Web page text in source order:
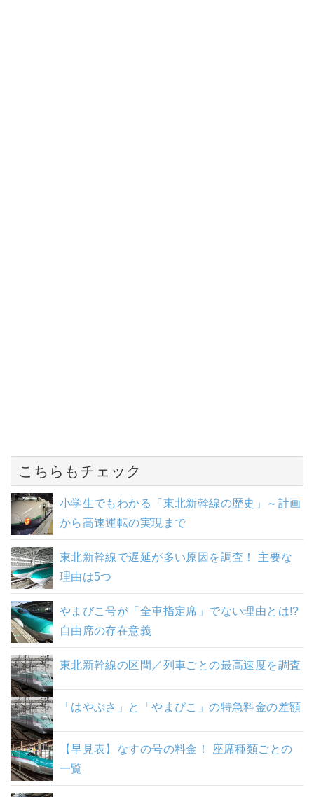
こちらもチェック
小学生でもわかる「東北新幹線の歴史」～計画
から高速運転の実現まで
東北新幹線で遅延が多い原因を調査！ 主要な
理由は5つ
やまびこ号が「全車指定席」でない理由とは!?
自由席の存在意義
東北新幹線の区間／列車ごとの最高速度を調査
「はやぶさ」と「やまびこ」の特急料金の差額
【早見表】なすの号の料金！ 座席種類ごとの
一覧